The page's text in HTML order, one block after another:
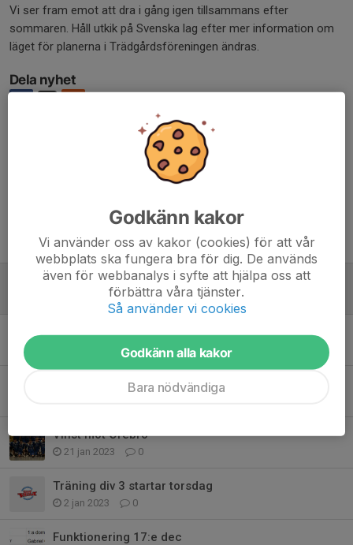
Vi ser fram emot att dra i gång igen tillsammans efter
sommaren. Håll utkik på Svenska lag efter mer information om
läget för planerna i Trädgårdsföreningen ändras.
Dela nyhet
Tidigare nyheter
Volleyboll i sommar – läget just nu 🏐
18 maj, 12:35 0
0
Spännande och bra spel för ungdomarna
Vinst mot Örebro
21 jan 2023 0
Träning div 3 startar torsdag
2 jan 2023 0
Funktionering 17:e dec
Godkänn kakor
Vi använder oss av kakor (cookies) för att vår
webbplats ska fungera bra för dig. De används
även för webbanalys i syfte att hjälpa oss att
förbättra våra tjänster.
Så använder vi cookies
Godkänn alla kakor
Bara nödvändiga